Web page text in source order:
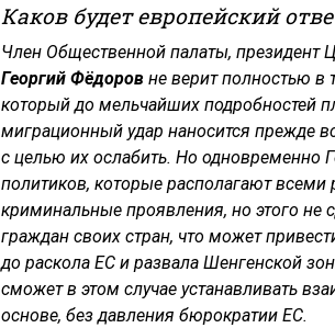
Каков будет европейский
Член Общественной палаты, президент
Георгий Фёдоров не верит полностью в
который до мельчайших подробностей
миграционный удар наносится прежде
с целью их ослабить. Но одновременно
политиков, которые располагают
криминальные проявления, но этого не
граждан своих стран, что может
до раскола ЕС и развала Шенгенской
сможет в этом случае устанавливать
основе, без давления бюрократии ЕС.